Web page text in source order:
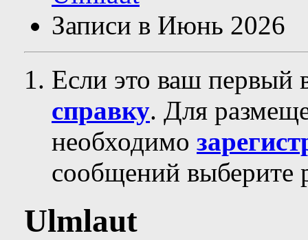
Записи в Июнь 2026
Если это ваш первый
справку. Для
необходимо
сообщений выберите
Ulmlaut